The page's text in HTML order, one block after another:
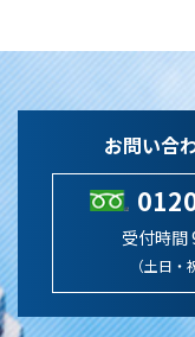
お問い合
受付時間
（土日・